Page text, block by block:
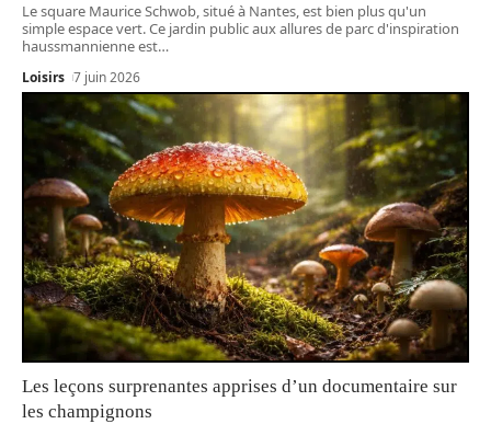
Le square Maurice Schwob, situé à Nantes, est bien plus qu'un
simple espace vert. Ce jardin public aux allures de parc d'inspiration
haussmannienne est…
Loisirs 7 juin 2026
Les leçons surprenantes apprises d’un documentaire sur
les champignons